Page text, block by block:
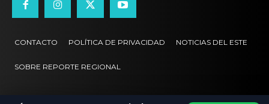
CONTACTO POLÍTICA DE PRIVACIDAD NOTICIAS DEL ESTE
SOBRE REPORTE REGIONAL